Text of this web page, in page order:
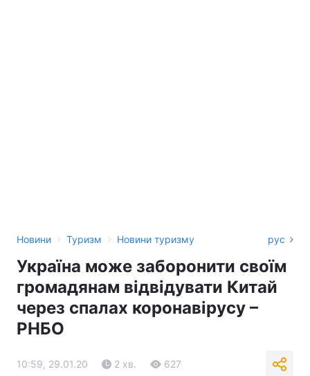
Новини › Туризм › Новини туризму рус
Україна може заборонити своїм
громадянам відвідувати Китай
через спалах коронавірусу –
РНБО
10:59, 29.01.20 2 хв. 627